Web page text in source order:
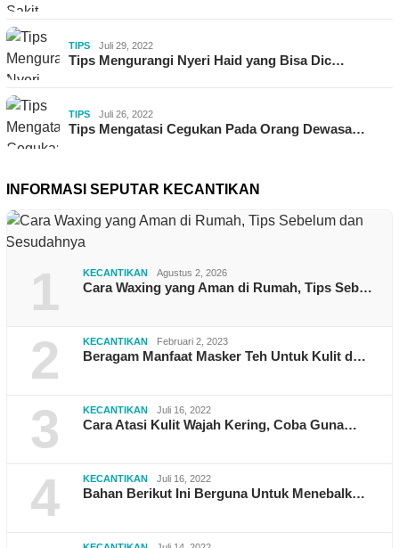
TIPS Juli 29, 2022
Tips Mengurangi Nyeri Haid yang Bisa Dic…
TIPS Juli 26, 2022
Tips Mengatasi Cegukan Pada Orang Dewasa…
INFORMASI SEPUTAR KECANTIKAN
1 KECANTIKAN Agustus 2, 2026
Cara Waxing yang Aman di Rumah, Tips Seb…
2 KECANTIKAN Februari 2, 2023
Beragam Manfaat Masker Teh Untuk Kulit d…
3 KECANTIKAN Juli 16, 2022
Cara Atasi Kulit Wajah Kering, Coba Guna…
4 KECANTIKAN Juli 16, 2022
Bahan Berikut Ini Berguna Untuk Menebalk…